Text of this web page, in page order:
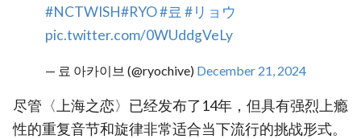
#NCTWISH#RYO#료 #リョウ
pic.twitter.com/0WUddgVeLy
— 료 아카이브 (@ryochive) December 21, 2024
尽管〈上海之恋〉已经发布了14年，但具有强烈上瘾
性的重复音节和旋律非常适合当下流行的挑战形式。